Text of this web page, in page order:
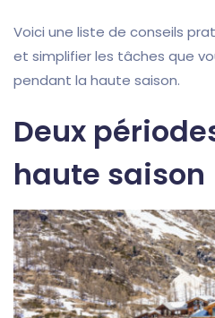
Voici une liste de conseils
et simplifier les tâches que
pendant la haute saison.
Deux
haute saison